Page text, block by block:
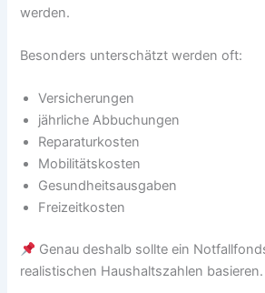
werden.
Besonders unterschätzt werden oft:
Versicherungen
jährliche Abbuchungen
Reparaturkosten
Mobilitätskosten
Gesundheitsausgaben
Freizeitkosten
Genau deshalb sollte ein
realistischen Haushaltszahlen basieren.